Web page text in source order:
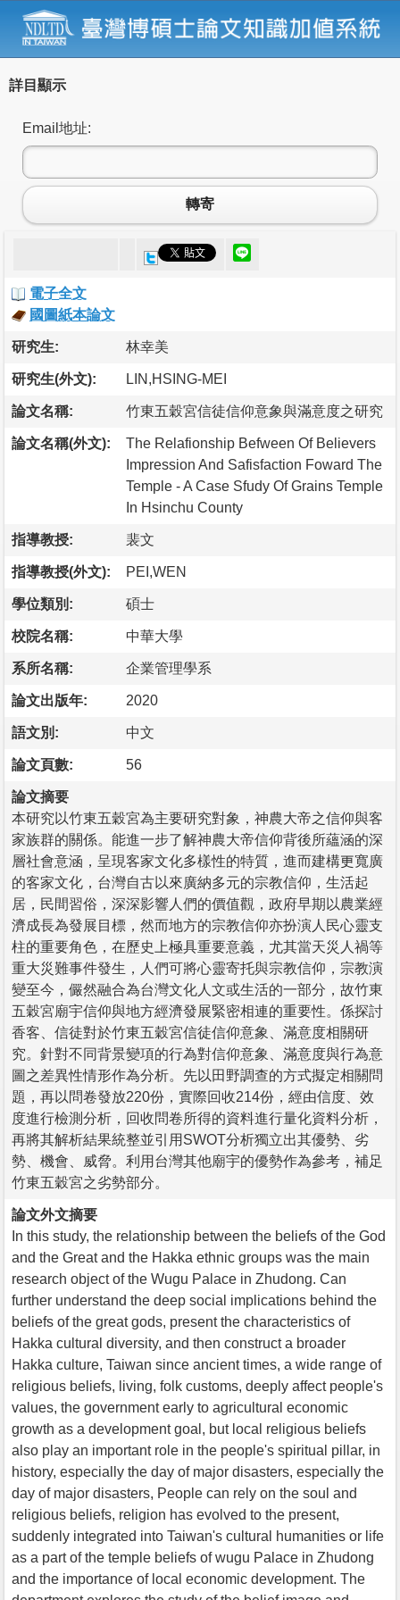
詳目顯示
Email地址:
轉寄
電子全文
國圖紙本論文
研究生: 林幸美
研究生(外文): LIN,HSING-MEI
論文名稱: 竹東五穀宮信徒信仰意象與滿意度之研究
論文名稱(外文):
The Relafionship Befween Of Believers
Impression And Safisfaction Foward The
Temple - A Case Sfudy Of Grains Temple
In Hsinchu County
指導教授: 裴文
指導教授(外文): PEI,WEN
學位類別: 碩士
校院名稱: 中華大學
系所名稱: 企業管理學系
論文出版年: 2020
語文別: 中文
論文頁數: 56
論文摘要
本研究以竹東五穀宮為主要研究對象，神農大帝之信仰與客
家族群的關係。能進一步了解神農大帝信仰背後所蘊涵的深
層社會意涵，呈現客家文化多樣性的特質，進而建構更寬廣
的客家文化，台灣自古以來廣納多元的宗教信仰，生活起
居，民間習俗，深深影響人們的價值觀，政府早期以農業經
濟成長為發展目標，然而地方的宗教信仰亦扮演人民心靈支
柱的重要角色，在歷史上極具重要意義，尤其當天災人禍等
重大災難事件發生，人們可將心靈寄托與宗教信仰，宗教演
變至今，儼然融合為台灣文化人文或生活的一部分，故竹東
五穀宮廟宇信仰與地方經濟發展緊密相連的重要性。係探討
香客、信徒對於竹東五穀宮信徒信仰意象、滿意度相關研
究。針對不同背景變項的行為對信仰意象、滿意度與行為意
圖之差異性情形作為分析。先以田野調查的方式擬定相關問
題，再以問卷發放220份，實際回收214份，經由信度、效
度進行檢測分析，回收問卷所得的資料進行量化資料分析，
再將其解析結果統整並引用SWOT分析獨立出其優勢、劣
勢、機會、威脅。利用台灣其他廟宇的優勢作為參考，補足
竹東五穀宮之劣勢部分。
論文外文摘要
In this study, the relationship between the beliefs of the God
and the Great and the Hakka ethnic groups was the main
research object of the Wugu Palace in Zhudong. Can
further understand the deep social implications behind the
beliefs of the great gods, present the characteristics of
Hakka cultural diversity, and then construct a broader
Hakka culture, Taiwan since ancient times, a wide range of
religious beliefs, living, folk customs, deeply affect people's
values, the government early to agricultural economic
growth as a development goal, but local religious beliefs
also play an important role in the people's spiritual pillar, in
history, especially the day of major disasters, especially the
day of major disasters, People can rely on the soul and
religious beliefs, religion has evolved to the present,
suddenly integrated into Taiwan's cultural humanities or life
as a part of the temple beliefs of wugu Palace in Zhudong
and the importance of local economic development. The